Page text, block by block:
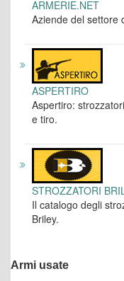
ARMERIE.NET
Aziende del settore
ASPERTIRO
Aspertiro:
e tiro.
STROZZATORI
Il catalogo degli
Briley.
Armi usate